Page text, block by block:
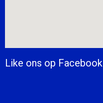
Like ons op Facebook